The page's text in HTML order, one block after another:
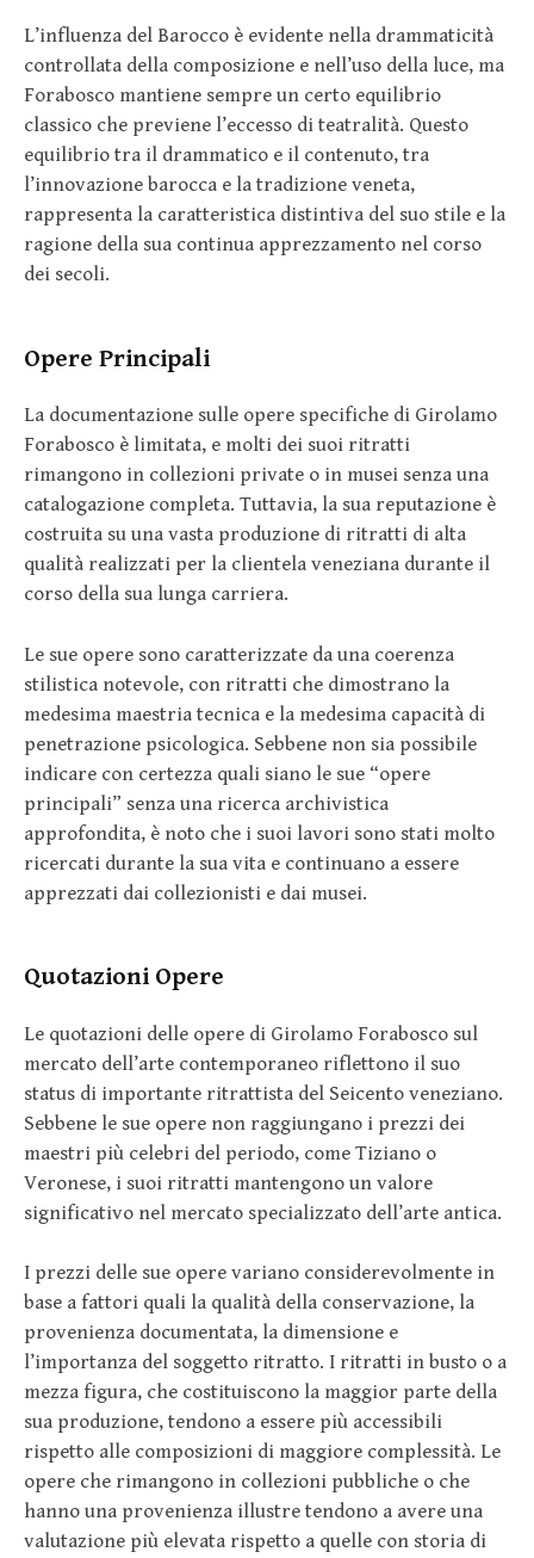
L’influenza del Barocco è evidente nella drammaticità
controllata della composizione e nell’uso della luce, ma
Forabosco mantiene sempre un certo equilibrio
classico che previene l’eccesso di teatralità. Questo
equilibrio tra il drammatico e il contenuto, tra
l’innovazione barocca e la tradizione veneta,
rappresenta la caratteristica distintiva del suo stile e la
ragione della sua continua apprezzamento nel corso
dei secoli.
Opere Principali
La documentazione sulle opere specifiche di Girolamo
Forabosco è limitata, e molti dei suoi ritratti
rimangono in collezioni private o in musei senza una
catalogazione completa. Tuttavia, la sua reputazione è
costruita su una vasta produzione di ritratti di alta
qualità realizzati per la clientela veneziana durante il
corso della sua lunga carriera.
Le sue opere sono caratterizzate da una coerenza
stilistica notevole, con ritratti che dimostrano la
medesima maestria tecnica e la medesima capacità di
penetrazione psicologica. Sebbene non sia possibile
indicare con certezza quali siano le sue “opere
principali” senza una ricerca archivistica
approfondita, è noto che i suoi lavori sono stati molto
ricercati durante la sua vita e continuano a essere
apprezzati dai collezionisti e dai musei.
Quotazioni Opere
Le quotazioni delle opere di Girolamo Forabosco sul
mercato dell’arte contemporaneo riflettono il suo
status di importante ritrattista del Seicento veneziano.
Sebbene le sue opere non raggiungano i prezzi dei
maestri più celebri del periodo, come Tiziano o
Veronese, i suoi ritratti mantengono un valore
significativo nel mercato specializzato dell’arte antica.
I prezzi delle sue opere variano considerevolmente in
base a fattori quali la qualità della conservazione, la
provenienza documentata, la dimensione e
l’importanza del soggetto ritratto. I ritratti in busto o a
mezza figura, che costituiscono la maggior parte della
sua produzione, tendono a essere più accessibili
rispetto alle composizioni di maggiore complessità. Le
opere che rimangono in collezioni pubbliche o che
hanno una provenienza illustre tendono a avere una
valutazione più elevata rispetto a quelle con storia di